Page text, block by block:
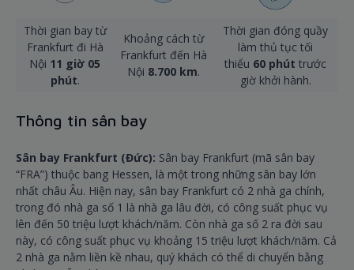
Thời gian bay từ
Frankfurt đi Hà
Nội 11 giờ 05
phút.
Khoảng cách từ
Frankfurt đến Hà
Nội 8.700 km.
Thời gian đóng quầy
làm thủ tục tối
thiểu 60 phút trước
giờ khởi hành.
Thông tin sân bay
Sân bay Frankfurt (Đức): Sân bay Frankfurt (mã sân bay
“FRA”) thuộc bang Hessen, là một trong những sân bay lớn
nhất châu Âu. Hiện nay, sân bay Frankfurt có 2 nhà ga chính,
trong đó nhà ga số 1 là nhà ga lâu đời, có công suất phục vụ
lên đến 50 triệu lượt khách/năm. Còn nhà ga số 2 ra đời sau
này, có công suất phục vụ khoảng 15 triệu lượt khách/năm. Cả
2 nhà ga nằm liền kề nhau, quý khách có thể di chuyển bằng